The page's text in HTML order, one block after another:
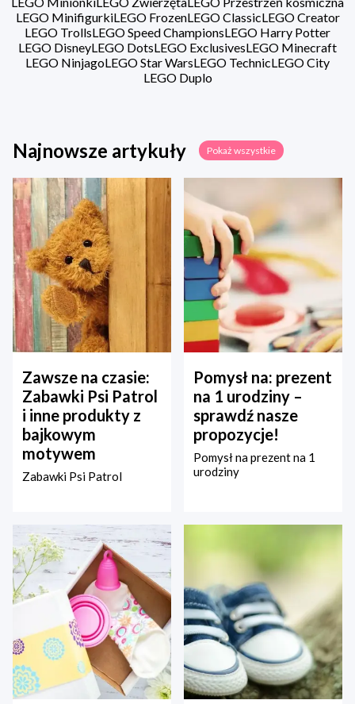
LEGO MinifigurkiLEGO FrozenLEGO ClassicLEGO Creator
LEGO TrollsLEGO Speed ChampionsLEGO Harry Potter
LEGO DisneyLEGO DotsLEGO ExclusivesLEGO Minecraft
LEGO NinjagoLEGO Star WarsLEGO TechnicLEGO City
LEGO Duplo
Najnowsze artykuły Pokaż wszystkie
Zawsze na czasie:
Zabawki Psi Patrol
i inne produkty z
bajkowym
motywem
Zabawki Psi Patrol
Pomysł na: prezent
na 1 urodziny –
sprawdź nasze
propozycje!
Pomysł na prezent na 1
urodziny